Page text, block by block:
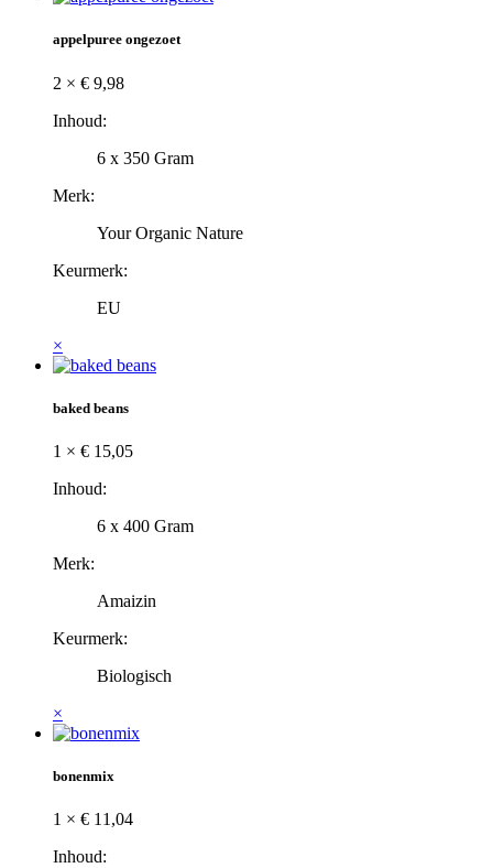
appelpuree ongezoet
2 × € 9,98
Inhoud:
6 x 350 Gram
Merk:
Your Organic Nature
Keurmerk:
EU
×
baked beans
1 × € 15,05
Inhoud:
6 x 400 Gram
Merk:
Amaizin
Keurmerk:
Biologisch
×
bonenmix
1 × € 11,04
Inhoud: